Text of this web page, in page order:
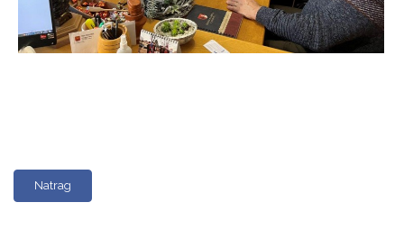
Natrag